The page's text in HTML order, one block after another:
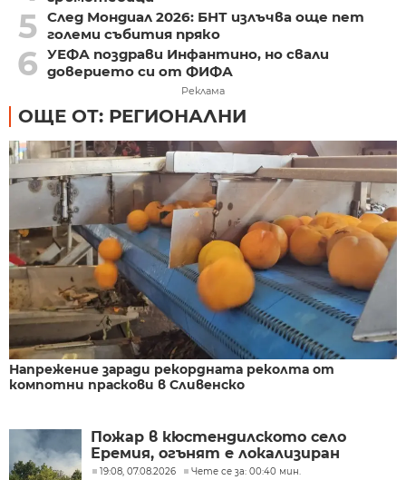
5 След Мондиал 2026: БНТ излъчва още пет
големи събития пряко
6 УЕФА поздрави Инфантино, но свали
доверието си от ФИФА
Реклама
ОЩЕ ОТ: РЕГИОНАЛНИ
Напрежение заради рекордната реколта от
компотни праскови в Сливенско
Пожар в кюстендилското село
Еремия, огънят е локализиран
19:08, 07.08.2026 Чете се за: 00:40 мин.